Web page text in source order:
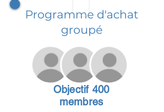
Programme d'achat
groupé
Objectif 400
membres